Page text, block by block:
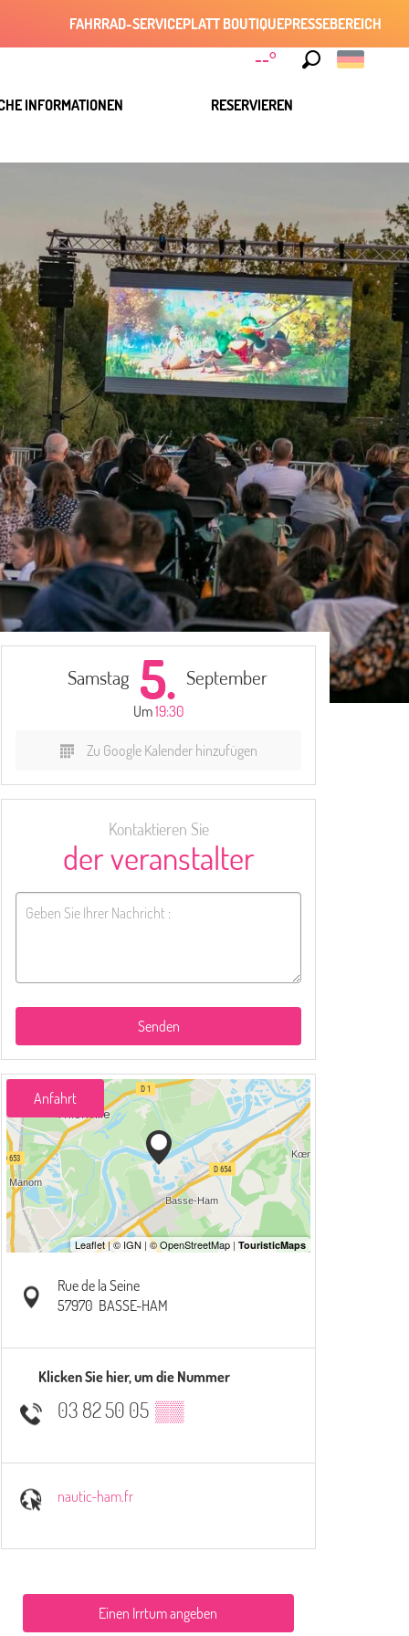
--°
FAHRRAD-SERVICEPLATT BOUTIQUEPRESSEBEREICH
INFORMATIONEN RESERVIEREN
Samstag 5. September
Um19:30
Zu Google Kalender hinzufügen
Kontaktieren Sie
der veranstalter
Senden
Anfahrt
Rue de la Seine
57970 BASSE-HAM
Klicken Sie hier, um die Nummer
03 82 50 05 ▒▒
nautic-ham.fr
Einen Irrtum angeben